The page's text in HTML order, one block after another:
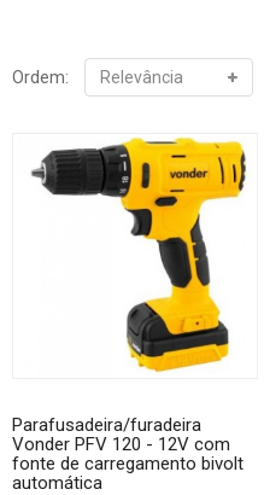
Ordem:
Parafusadeira/furadeira
Vonder PFV 120 - 12V com
fonte de carregamento bivolt
automática